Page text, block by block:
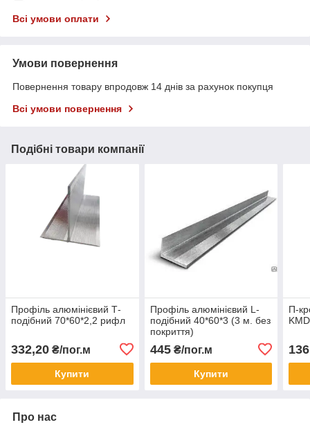
Всі умови оплати
Умови повернення
Повернення товару впродовж 14 днів за рахунок покупця
Всі умови повернення
Подібні товари компанії
Профіль алюмінієвий Т-
подібний 70*60*2,2 рифл
332,20 ₴/пог.м
Купити
Профіль алюмінієвий L-
подібний 40*60*3 (3 м. без
покриття)
445₴/пог.м
Купити
П-
Про нас